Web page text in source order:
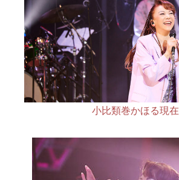
小比類巻かほる現在